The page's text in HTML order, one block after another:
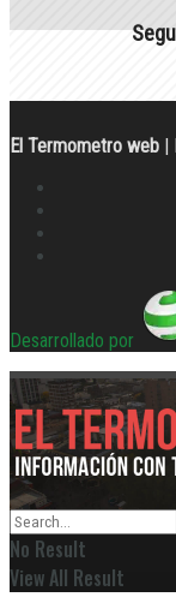
El Termometro web
Desarrollado por
No Result
View All Result